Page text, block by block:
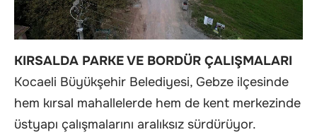
KIRSALDA PARKE VE BORDÜR ÇALIŞMALARI
Kocaeli Büyükşehir Belediyesi, Gebze ilçesinde
hem kırsal mahallelerde hem de kent merkezinde
üstyapı çalışmalarını aralıksız sürdürüyor.